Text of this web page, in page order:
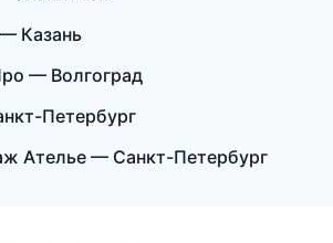
Казань
— Волгоград
Петербург
Ателье — Санкт-Петербург